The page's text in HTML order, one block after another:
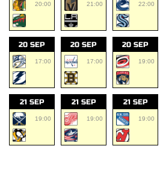
20:00 21:00 22:00
20 SEP
17:00
20 SEP
17:00
20 SEP
19:00
21 SEP
19:00
21 SEP
19:00
21 SEP
19:00